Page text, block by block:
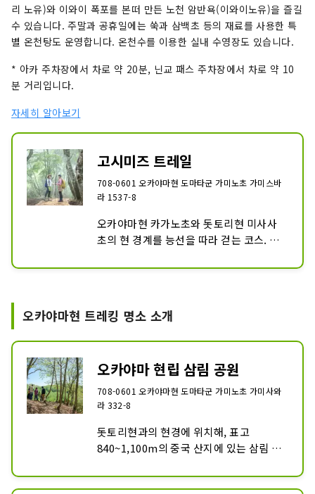
리 노유)와 이와이 폭포를 본떠 만든 노천 암반욕(이와이노유)을 즐길
수 있습니다. 주말과 공휴일에는 쑥과 삼백초 등의 재료를 사용한 특
별 온천탕도 운영합니다. 온천수를 이용한 실내 수영장도 있습니다.
* 아카 주차장에서 차로 약 20분, 닌교 패스 주차장에서 차로 약 10
분 거리입니다.
자세히 알아보기
고시미즈 트레일
708-0601 오카야마현 도마타군 가미노초 가미스바
라 1537-8
오카야마현 카가노초와 돗토리현 미사사
초의 현 경계를 능선을 따라 걷는 코스. 해
950m의 고시미즈 고원이나 1,044m의 백
중국 산지의 아름다운 산 풍경을 즐겁고 부
한여름에서도 기온이 30도를 넘는 날은 적
고, 얇은 보라색의 가련한 꽃을 피우는
「이와우치와」나 너도밤나무의 원생림
트레킹을 즐길 수 있습니다.
오카야마현 트레킹 명소 소개
오카야마 현립 삼림 공원
708-0601 오카야마현 도마타군 가미노초 가미사와
라 332-8
돗토리현과의 현경에 위치해, 표고
840~1,100m의 중국 산지에 있는 삼림 공
백 종류라고 불리는 꽃들의 보고가 되고 있